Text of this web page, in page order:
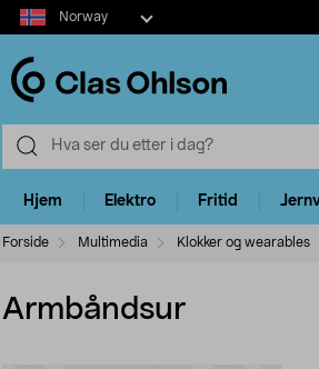
Select
market
Norway
Hjem Elektro Fritid
Forside Multimedia Klokker og wearables
Armbåndsur